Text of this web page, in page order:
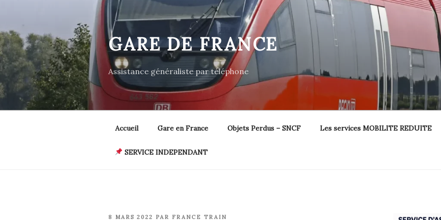
contenu
principal
GARE DE FRANCE
Assistance généraliste par téléphone
Accueil Gare en France Objets Perdus – SNCF Les services MOBILITE REDUITE
SERVICE INDEPENDANT
PUBLIÉ
8 MARS 2022 PAR FRANCE TRAIN